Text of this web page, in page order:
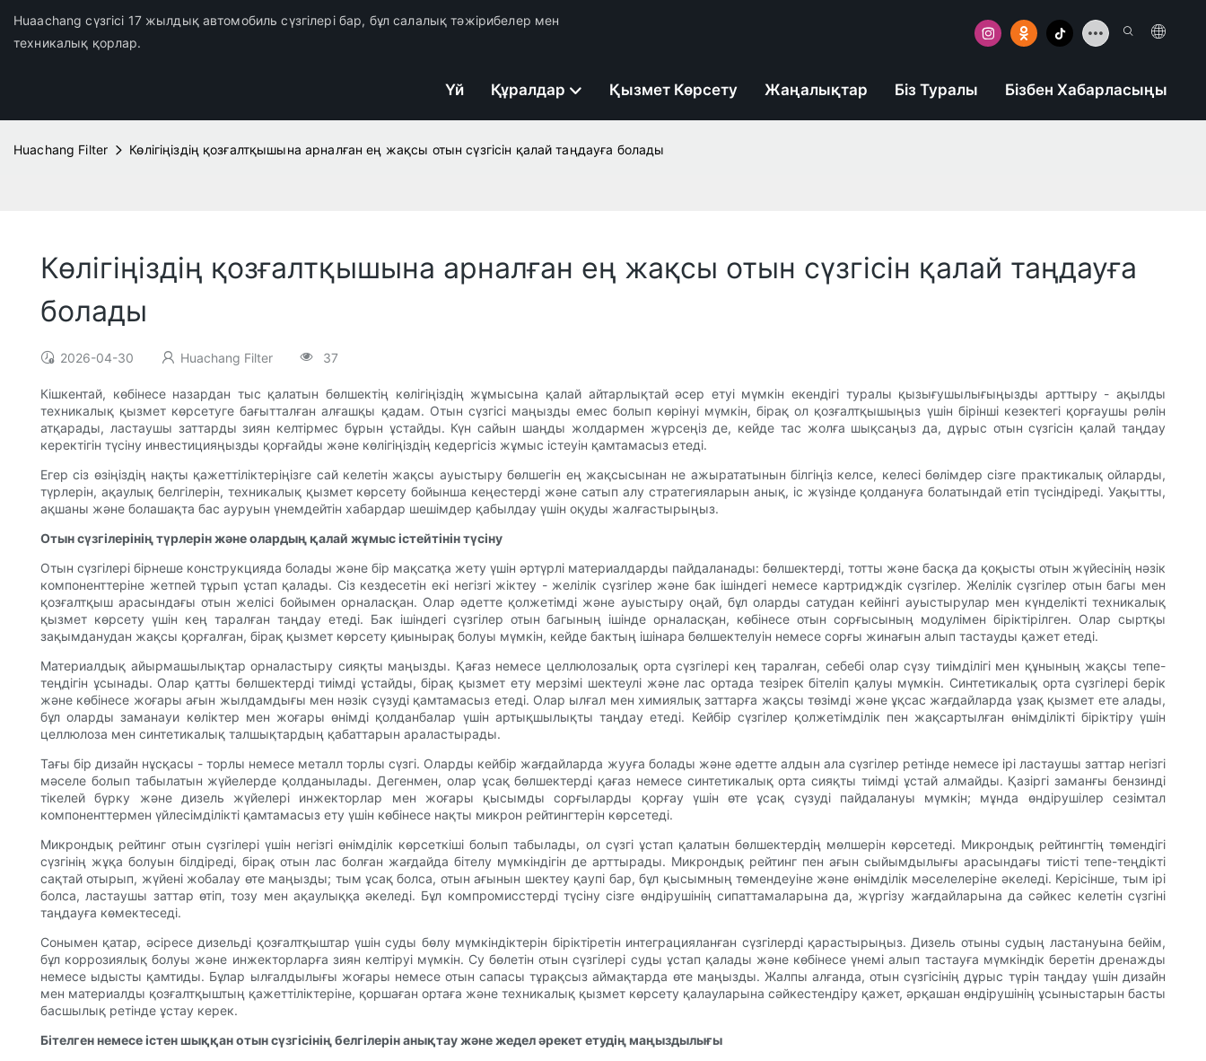
Huaachang сүзгісі 17 жылдық автомобиль сүзгілері бар, бұл салалық тәжірибелер мен
техникалық қорлар.
Үй Құралдар Қызмет Көрсету Жаңалықтар Біз Туралы Бізбен Хабарласыңы
Huachang Filter Көлігіңіздің қозғалтқышына арналған ең жақсы отын сүзгісін қалай таңдауға болады
Көлігіңіздің қозғалтқышына арналған ең жақсы отын сүзгісін қалай таңдауға
болады
2026-04-30 Huachang Filter 37
Кішкентай, көбінесе назардан тыс қалатын бөлшектің көлігіңіздің жұмысына қалай айтарлықтай әсер етуі мүмкін екендігі туралы қызығушылығыңызды арттыру - ақылды
техникалық қызмет көрсетуге бағытталған алғашқы қадам. Отын сүзгісі маңызды емес болып көрінуі мүмкін, бірақ ол қозғалтқышыңыз үшін бірінші кезектегі қорғаушы рөлін
атқарады, ластаушы заттарды зиян келтірмес бұрын ұстайды. Күн сайын шаңды жолдармен жүрсеңіз де, кейде тас жолға шықсаңыз да, дұрыс отын сүзгісін қалай таңдау
керектігін түсіну инвестицияңызды қорғайды және көлігіңіздің кедергісіз жұмыс істеуін қамтамасыз етеді.
Егер сіз өзіңіздің нақты қажеттіліктеріңізге сай келетін жақсы ауыстыру бөлшегін ең жақсысынан не ажырататынын білгіңіз келсе, келесі бөлімдер сізге практикалық ойларды,
түрлерін, ақаулық белгілерін, техникалық қызмет көрсету бойынша кеңестерді және сатып алу стратегияларын анық, іс жүзінде қолдануға болатындай етіп түсіндіреді. Уақытты,
ақшаны және болашақта бас ауруын үнемдейтін хабардар шешімдер қабылдау үшін оқуды жалғастырыңыз.
Отын сүзгілерінің түрлерін және олардың қалай жұмыс істейтінін түсіну
Отын сүзгілері бірнеше конструкцияда болады және бір мақсатқа жету үшін әртүрлі материалдарды пайдаланады: бөлшектерді, тотты және басқа да қоқысты отын жүйесінің нәзік
компоненттеріне жетпей тұрып ұстап қалады. Сіз кездесетін екі негізгі жіктеу - желілік сүзгілер және бак ішіндегі немесе картридждік сүзгілер. Желілік сүзгілер отын багы мен
қозғалтқыш арасындағы отын желісі бойымен орналасқан. Олар әдетте қолжетімді және ауыстыру оңай, бұл оларды сатудан кейінгі ауыстырулар мен күнделікті техникалық
қызмет көрсету үшін кең таралған таңдау етеді. Бак ішіндегі сүзгілер отын багының ішінде орналасқан, көбінесе отын сорғысының модулімен біріктірілген. Олар сыртқы
зақымданудан жақсы қорғалған, бірақ қызмет көрсету қиынырақ болуы мүмкін, кейде бактың ішінара бөлшектелуін немесе сорғы жинағын алып тастауды қажет етеді.
Материалдық айырмашылықтар орналастыру сияқты маңызды. Қағаз немесе целлюлозалық орта сүзгілері кең таралған, себебі олар сүзу тиімділігі мен құнының жақсы тепе-
теңдігін ұсынады. Олар қатты бөлшектерді тиімді ұстайды, бірақ қызмет ету мерзімі шектеулі және лас ортада тезірек бітеліп қалуы мүмкін. Синтетикалық орта сүзгілері берік
және көбінесе жоғары ағын жылдамдығы мен нәзік сүзуді қамтамасыз етеді. Олар ылғал мен химиялық заттарға жақсы төзімді және ұқсас жағдайларда ұзақ қызмет ете алады,
бұл оларды заманауи көліктер мен жоғары өнімді қолданбалар үшін артықшылықты таңдау етеді. Кейбір сүзгілер қолжетімділік пен жақсартылған өнімділікті біріктіру үшін
целлюлоза мен синтетикалық талшықтардың қабаттарын араластырады.
Тағы бір дизайн нұсқасы - торлы немесе металл торлы сүзгі. Оларды кейбір жағдайларда жууға болады және әдетте алдын ала сүзгілер ретінде немесе ірі ластаушы заттар негізгі
мәселе болып табылатын жүйелерде қолданылады. Дегенмен, олар ұсақ бөлшектерді қағаз немесе синтетикалық орта сияқты тиімді ұстай алмайды. Қазіргі заманғы бензинді
тікелей бүрку және дизель жүйелері инжекторлар мен жоғары қысымды сорғыларды қорғау үшін өте ұсақ сүзуді пайдалануы мүмкін; мұнда өндірушілер сезімтал
компоненттермен үйлесімділікті қамтамасыз ету үшін көбінесе нақты микрон рейтингтерін көрсетеді.
Микрондық рейтинг отын сүзгілері үшін негізгі өнімділік көрсеткіші болып табылады, ол сүзгі ұстап қалатын бөлшектердің мөлшерін көрсетеді. Микрондық рейтингтің төмендігі
сүзгінің жұқа болуын білдіреді, бірақ отын лас болған жағдайда бітелу мүмкіндігін де арттырады. Микрондық рейтинг пен ағын сыйымдылығы арасындағы тиісті тепе-теңдікті
сақтай отырып, жүйені жобалау өте маңызды; тым ұсақ болса, отын ағынын шектеу қаупі бар, бұл қысымның төмендеуіне және өнімділік мәселелеріне әкеледі. Керісінше, тым ірі
болса, ластаушы заттар өтіп, тозу мен ақаулыққа әкеледі. Бұл компромисстерді түсіну сізге өндірушінің сипаттамаларына да, жүргізу жағдайларына да сәйкес келетін сүзгіні
таңдауға көмектеседі.
Сонымен қатар, әсіресе дизельді қозғалтқыштар үшін суды бөлу мүмкіндіктерін біріктіретін интеграцияланған сүзгілерді қарастырыңыз. Дизель отыны судың ластануына бейім,
бұл коррозиялық болуы және инжекторларға зиян келтіруі мүмкін. Су бөлетін отын сүзгілері суды ұстап қалады және көбінесе үнемі алып тастауға мүмкіндік беретін дренажды
немесе ыдысты қамтиды. Бұлар ылғалдылығы жоғары немесе отын сапасы тұрақсыз аймақтарда өте маңызды. Жалпы алғанда, отын сүзгісінің дұрыс түрін таңдау үшін дизайн
мен материалды қозғалтқыштың қажеттіліктеріне, қоршаған ортаға және техникалық қызмет көрсету қалауларына сәйкестендіру қажет, әрқашан өндірушінің ұсыныстарын басты
басшылық ретінде ұстау керек.
Бітелген немесе істен шыққан отын сүзгісінің белгілерін анықтау және жедел әрекет етудің маңыздылығы